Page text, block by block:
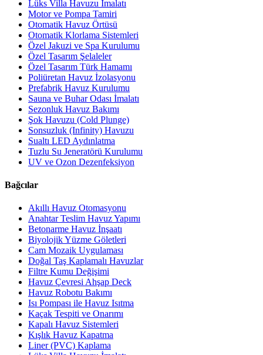
Lüks Villa Havuzu İmalatı
Motor ve Pompa Tamiri
Otomatik Havuz Örtüsü
Otomatik Klorlama Sistemleri
Özel Jakuzi ve Spa Kurulumu
Özel Tasarım Şelaleler
Özel Tasarım Türk Hamamı
Poliüretan Havuz İzolasyonu
Prefabrik Havuz Kurulumu
Sauna ve Buhar Odası İmalatı
Sezonluk Havuz Bakımı
Şok Havuzu (Cold Plunge)
Sonsuzluk (Infinity) Havuzu
Sualtı LED Aydınlatma
Tuzlu Su Jeneratörü Kurulumu
UV ve Ozon Dezenfeksiyon
Bağcılar
Akıllı Havuz Otomasyonu
Anahtar Teslim Havuz Yapımı
Betonarme Havuz İnşaatı
Biyolojik Yüzme Göletleri
Cam Mozaik Uygulaması
Doğal Taş Kaplamalı Havuzlar
Filtre Kumu Değişimi
Havuz Çevresi Ahşap Deck
Havuz Robotu Bakımı
Isı Pompası ile Havuz Isıtma
Kaçak Tespiti ve Onarımı
Kapalı Havuz Sistemleri
Kışlık Havuz Kapatma
Liner (PVC) Kaplama